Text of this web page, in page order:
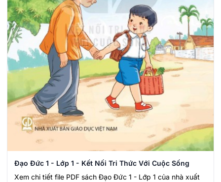
Đạo Đức 1 - Lớp 1 - Kết Nối Tri Thức Với Cuộc Sống
Xem chi tiết file PDF sách Đạo Đức 1 - Lớp 1 của nhà xuất